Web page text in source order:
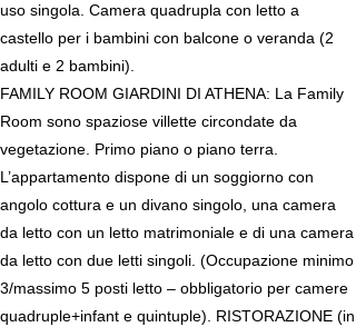
uso singola. Camera quadrupla con letto a
castello per i bambini con balcone o veranda (2
adulti e 2 bambini).
FAMILY ROOM GIARDINI DI ATHENA: La Family
Room sono spaziose villette circondate da
vegetazione. Primo piano o piano terra.
L’appartamento dispone di un soggiorno con
angolo cottura e un divano singolo, una camera
da letto con un letto matrimoniale e di una camera
da letto con due letti singoli. (Occupazione minimo
3/massimo 5 posti letto – obbligatorio per camere
quadruple+infant e quintuple). RISTORAZIONE (in